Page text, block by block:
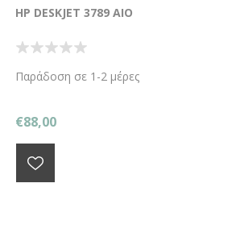
HP DESKJET 3789 AIO
Παράδοση σε 1-2 μέρες
€88,00